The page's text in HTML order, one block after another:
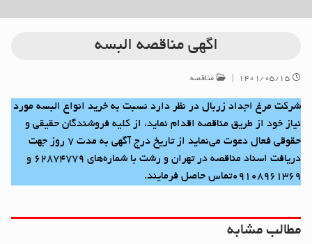
اگهی مناقصه البسه
۱۴۰۱/۰۵/۱۵ مناقصه
شرکت مرغ اجداد زربال در نظر دارد نسبت به خرید انواع البسه مورد
نیاز خود از طریق مناقصه اقدام نماید، از کلیه فروشندگان حقیقی و
حقوقی فعال دعوت می‌نماید از تاریخ درج آگهی به مدت ۷ روز جهت
دریافت اسناد مناقصه در تهران و رشت با شماره‌های ۶۲۸۷۴۷۷۹ و
۰۹۱۰۸۹۶۱۳۶۹تماس حاصل فرمایند.
مطالب مشابه